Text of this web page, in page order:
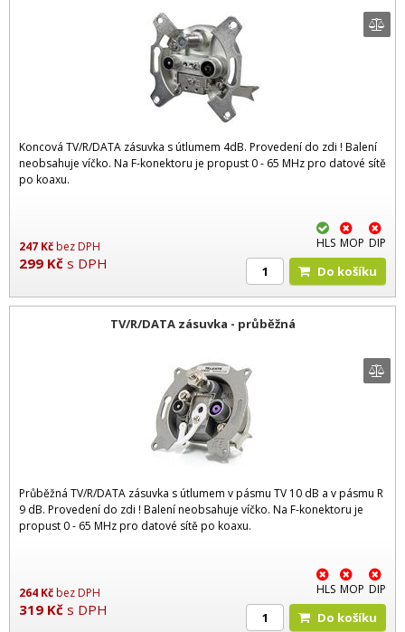
Koncová TV/R/DATA zásuvka s útlumem 4dB. Provedení do zdi ! Balení
neobsahuje víčko. Na F-konektoru je propust 0 - 65 MHz pro datové sítě
po koaxu.
247 Kčbez DPH
299 Kč s DPH
HLS MOP DIP
Do košíku
TV/R/DATA zásuvka - průběžná
Průběžná TV/R/DATA zásuvka s útlumem v pásmu TV 10 dB a v pásmu R
9 dB. Provedení do zdi ! Balení neobsahuje víčko. Na F-konektoru je
propust 0 - 65 MHz pro datové sítě po koaxu.
264 Kčbez DPH
319 Kč s DPH
HLS MOP DIP
Do košíku